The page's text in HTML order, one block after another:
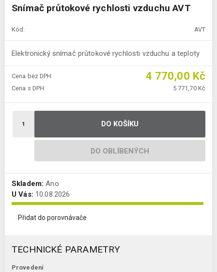
Snímač průtokové rychlosti vzduchu AVT
Kód: AVT
Elektronický snímač průtokové rychlosti vzduchu a teploty
Cena bez DPH 4 770,00 Kč
Cena s DPH 5 771,70 Kč
DO KOŠÍKU
DO OBLÍBENÝCH
Skladem: Ano
U Vás: 10.08.2026
Přidat do porovnávače
TECHNICKÉ PARAMETRY
Provedení